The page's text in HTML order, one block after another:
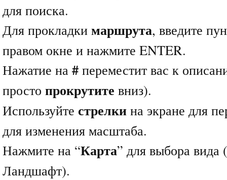
для поиска.
Для прокладки маршрута, введите
правом окне и нажмите ENTER.
Нажатие на # переместит вас к
просто прокрутите вниз).
Используйте стрелки на экране для
для изменения масштаба.
Нажмите на “Карта” для выбора
Ландшафт).